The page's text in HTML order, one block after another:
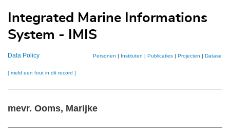
Integrated Marine Informations
System - IMIS
Data Policy Personen | Instituten | Publicaties| Projecten | Datasets
[ meld een fout in dit record ]
mevr. Ooms, Marijke